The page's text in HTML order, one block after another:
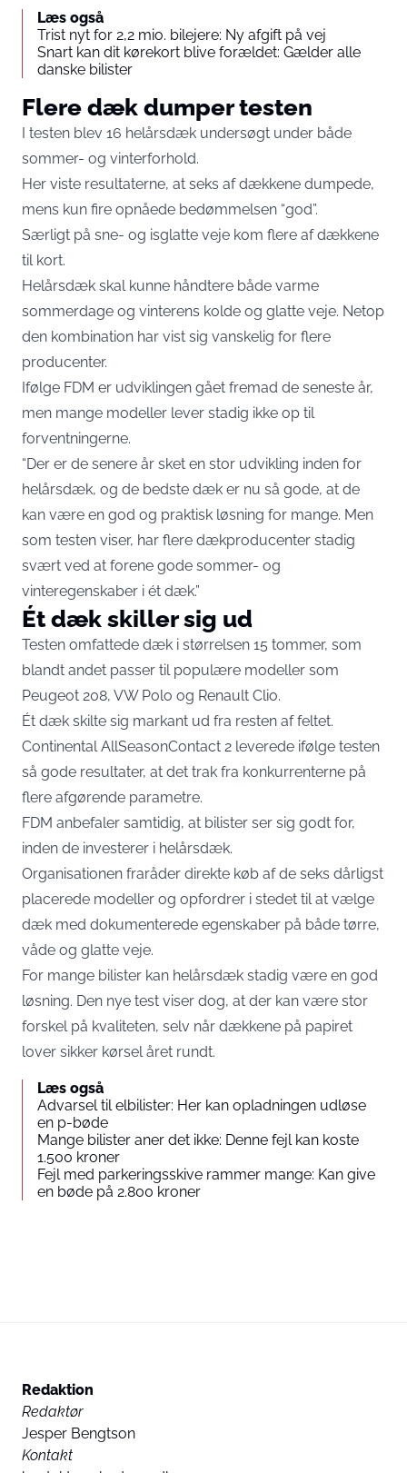
Læs også
Trist nyt for 2,2 mio. bilejere: Ny afgift på vej
Snart kan dit kørekort blive forældet: Gælder alle
danske bilister
Flere dæk dumper testen
I testen blev 16 helårsdæk undersøgt under både
sommer- og vinterforhold.
Her viste resultaterne, at seks af dækkene dumpede,
mens kun fire opnåede bedømmelsen “god”.
Særligt på sne- og isglatte veje kom flere af dækkene
til kort.
Helårsdæk skal kunne håndtere både varme
sommerdage og vinterens kolde og glatte veje. Netop
den kombination har vist sig vanskelig for flere
producenter.
Ifølge FDM er udviklingen gået fremad de seneste år,
men mange modeller lever stadig ikke op til
forventningerne.
“Der er de senere år sket en stor udvikling inden for
helårsdæk, og de bedste dæk er nu så gode, at de
kan være en god og praktisk løsning for mange. Men
som testen viser, har flere dækproducenter stadig
svært ved at forene gode sommer- og
vinteregenskaber i ét dæk.”
Ét dæk skiller sig ud
Testen omfattede dæk i størrelsen 15 tommer, som
blandt andet passer til populære modeller som
Peugeot 208, VW Polo og Renault Clio.
Ét dæk skilte sig markant ud fra resten af feltet.
Continental AllSeasonContact 2 leverede ifølge testen
så gode resultater, at det trak fra konkurrenterne på
flere afgørende parametre.
FDM anbefaler samtidig, at bilister ser sig godt for,
inden de investerer i helårsdæk.
Organisationen fraråder direkte køb af de seks dårligst
placerede modeller og opfordrer i stedet til at vælge
dæk med dokumenterede egenskaber på både tørre,
våde og glatte veje.
For mange bilister kan helårsdæk stadig være en god
løsning. Den nye test viser dog, at der kan være stor
forskel på kvaliteten, selv når dækkene på papiret
lover sikker kørsel året rundt.
Læs også
Advarsel til elbilister: Her kan opladningen udløse
en p-bøde
Mange bilister aner det ikke: Denne fejl kan koste
1.500 kroner
Fejl med parkeringsskive rammer mange: Kan give
en bøde på 2.800 kroner
Redaktion
Redaktør
Jesper Bengtson
Kontakt